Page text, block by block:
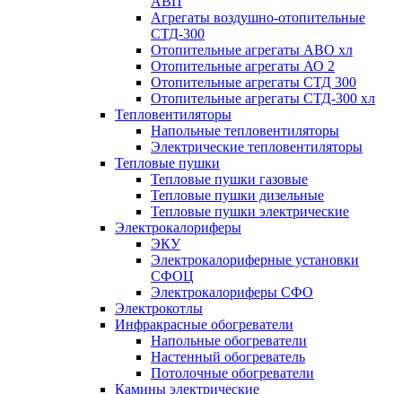
Агрегаты воздушно-отопительные
СТД-300
Отопительные агрегаты АВО хл
Отопительные агрегаты АО 2
Отопительные агрегаты СТД 300
Отопительные агрегаты СТД-300 хл
Тепловентиляторы
Напольные тепловентиляторы
Электрические тепловентиляторы
Тепловые пушки
Тепловые пушки газовые
Тепловые пушки дизельные
Тепловые пушки электрические
Электрокалориферы
ЭКУ
Электрокалориферные установки
СФОЦ
Электрокалориферы СФО
Электрокотлы
Инфракрасные обогреватели
Напольные обогреватели
Настенный обогреватель
Потолочные обогреватели
Камины электрические